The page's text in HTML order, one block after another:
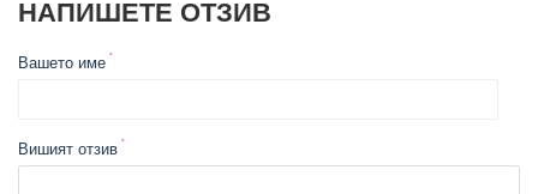
НАПИШЕТЕ ОТЗИВ
Вашето име
Вишият отзив